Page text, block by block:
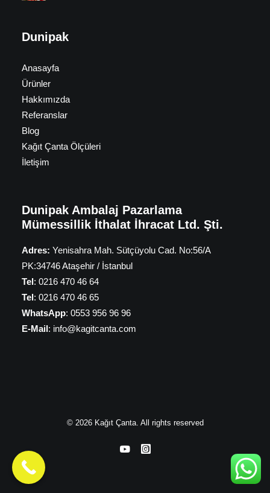
Dunipak
Anasayfa
Ürünler
Hakkımızda
Referanslar
Blog
Kağıt Çanta Ölçüleri
İletişim
Dunipak Ambalaj Pazarlama
Mümessillik İthalat İhracat Ltd. Şti.
Adres: Yenisahra Mah. Sütçüyolu Cad. No:56/A
PK:34746 Ataşehir / İstanbul
Tel: 0216 470 46 64
Tel: 0216 470 46 65
WhatsApp: 0553 956 96 96
E-Mail: info@kagitcanta.com
© 2026 Kağıt Çanta. All rights reserved